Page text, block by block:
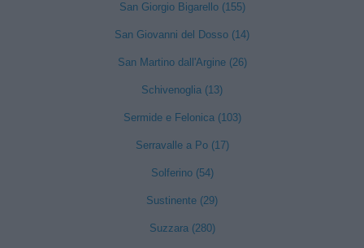
San Giorgio Bigarello (155)
San Giovanni del Dosso (14)
San Martino dall'Argine (26)
Schivenoglia (13)
Sermide e Felonica (103)
Serravalle a Po (17)
Solferino (54)
Sustinente (29)
Suzzara (280)